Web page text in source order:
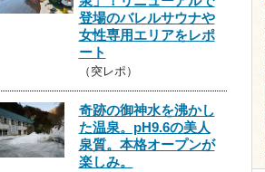
登場のバレルサウナや
女性専用エリアをレポ
ート
（突レポ）
奇跡の御神水を沸かし
た温泉。pH9.6の美人
泉質。本格オープンが
楽しみ。